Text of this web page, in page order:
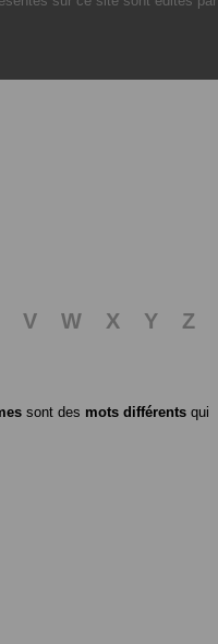
V W X Y
Z
sont des mots différents qui